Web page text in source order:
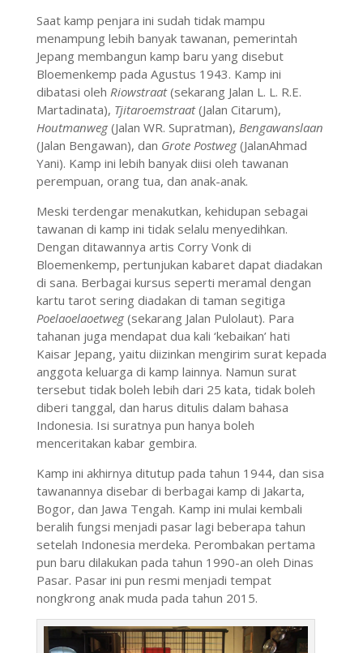
Saat kamp penjara ini sudah tidak mampu
menampung lebih banyak tawanan, pemerintah
Jepang membangun kamp baru yang disebut
Bloemenkemp pada Agustus 1943. Kamp ini
dibatasi oleh Riowstraat(sekarang Jalan L. L. R.E.
Martadinata), Tjitaroemstraat(Jalan Citarum),
Houtmanweg(Jalan WR. Supratman), Bengawanslaan
(Jalan Bengawan), dan Grote Postweg(JalanAhmad
Yani). Kamp ini lebih banyak diisi oleh tawanan
perempuan, orang tua, dan anak-anak.
Meski terdengar menakutkan, kehidupan sebagai
tawanan di kamp ini tidak selalu menyedihkan.
Dengan ditawannya artis Corry Vonk di
Bloemenkemp, pertunjukan kabaret dapat diadakan
di sana. Berbagai kursus seperti meramal dengan
kartu tarot sering diadakan di taman segitiga
Poelaoelaoetweg(sekarang Jalan Pulolaut). Para
tahanan juga mendapat dua kali ‘kebaikan’ hati
Kaisar Jepang, yaitu diizinkan mengirim surat kepada
anggota keluarga di kamp lainnya. Namun surat
tersebut tidak boleh lebih dari 25 kata, tidak boleh
diberi tanggal, dan harus ditulis dalam bahasa
Indonesia. Isi suratnya pun hanya boleh
menceritakan kabar gembira.
Kamp ini akhirnya ditutup pada tahun 1944, dan sisa
tawanannya disebar di berbagai kamp di Jakarta,
Bogor, dan Jawa Tengah. Kamp ini mulai kembali
beralih fungsi menjadi pasar lagi beberapa tahun
setelah Indonesia merdeka. Perombakan pertama
pun baru dilakukan pada tahun 1990-an oleh Dinas
Pasar. Pasar ini pun resmi menjadi tempat
nongkrong anak muda pada tahun 2015.